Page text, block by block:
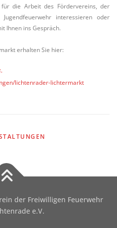
die Arbeit des Fördervereins, der
interessieren oder
Ihnen ins Gespräch.
erhalten Sie hier:
lichtenrader-lichtermarkt
der Freiwilligen Feuerwehr
e.V.